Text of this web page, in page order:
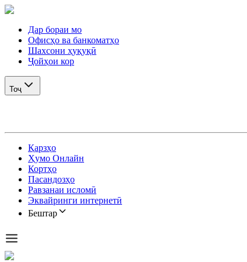
Дар бораи мо
Офисҳо ва банкоматҳо
Шахсони ҳуқуқӣ
Ҷойҳои кор
Тоҷ
Қарзҳо
Ҳумо Онлайн
Кортҳо
Пасандозҳо
Равзанаи исломӣ
Эквайринги интернетӣ
Бештар